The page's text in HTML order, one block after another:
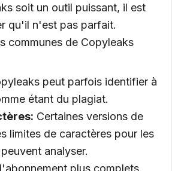
soit un outil puissant, il est
qu'il n'est pas parfait.
communes de Copyleaks
peut parfois identifier à
étant du plagiat.
Certaines versions de
limites de caractères pour les
analyser.
plus complets